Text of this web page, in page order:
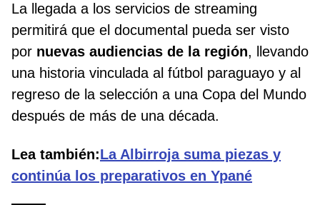
La llegada a los servicios de streaming
permitirá que el documental pueda ser visto
por nuevas audiencias de la región, llevando
una historia vinculada al fútbol paraguayo y al
regreso de la selección a una Copa del Mundo
después de más de una década.
Lea también:La Albirroja suma piezas y
continúa los preparativos en Ypané